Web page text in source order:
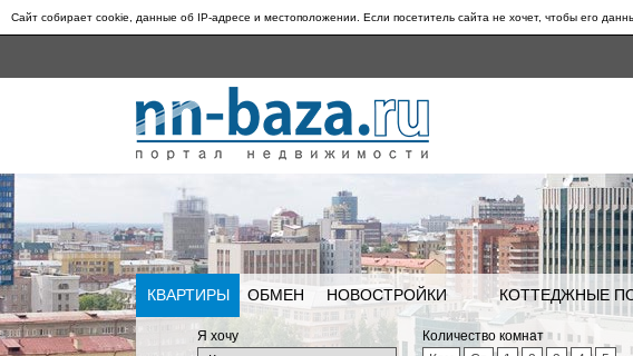
Сайт собирает cookie, данные об IP-адресе и местоположении. Если посетитель сайта не хочет, чтобы его
КВАРТИРЫ ОБМЕН НОВОСТРОЙКИ КОТТЕДЖНЫЕ
Я хочу
Количество комнат